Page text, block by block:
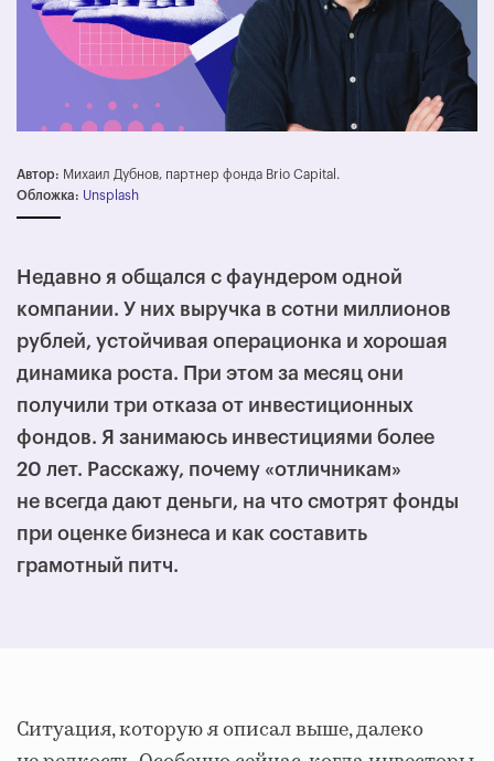
Автор: Михаил Дубнов, партнер фонда Brio Capital.
Обложка: Unsplash
Недавно я общался с фаундером одной
компании. У них выручка в сотни миллионов
рублей, устойчивая операционка и хорошая
динамика роста. При этом за месяц они
получили три отказа от инвестиционных
фондов. Я занимаюсь инвестициями более
20 лет. Расскажу, почему «отличникам»
не всегда дают деньги, на что смотрят фонды
при оценке бизнеса и как составить
грамотный питч.
Ситуация, которую я описал выше, далеко